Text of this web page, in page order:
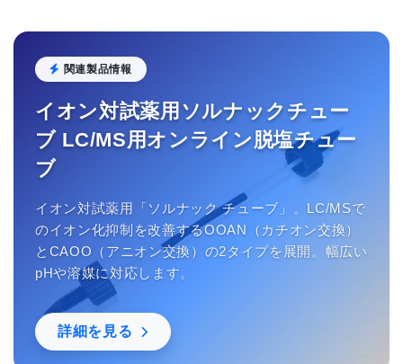
関連製品情報
イオン対試薬用ソルナックチュー
ブ LC/MS用オンライン脱塩チュー
ブ
イオン対試薬用「ソルナック チューブ」。LC/MSで
のイオン化抑制を改善するOOAN（カチオン交換）
とCAOO（アニオン交換）の2タイプを展開。幅広い
pHや溶媒に対応します。
詳細を見る